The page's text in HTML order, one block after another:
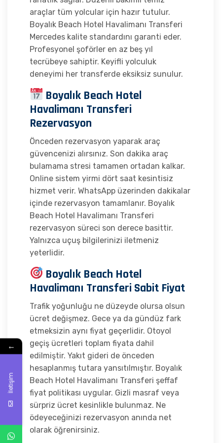
araçlar tüm yolcular için hazır tutulur.
Boyalık Beach Hotel Havalimanı Transferi
Mercedes kalite standardını garanti eder.
Profesyonel şoförler en az beş yıl
tecrübeye sahiptir. Keyifli yolculuk
deneyimi her transferde eksiksiz sunulur.
Boyalık Beach Hotel
Havalimanı Transferi
Rezervasyon
Önceden rezervasyon yaparak araç
güvencenizi alırsınız. Son dakika araç
bulamama stresi tamamen ortadan kalkar.
Online sistem yirmi dört saat kesintisiz
hizmet verir. WhatsApp üzerinden dakikalar
içinde rezervasyon tamamlanır. Boyalık
Beach Hotel Havalimanı Transferi
rezervasyon süreci son derece basittir.
Yalnızca uçuş bilgilerinizi iletmeniz
yeterlidir.
Boyalık Beach Hotel
Havalimanı Transferi Sabit Fiyat
Trafik yoğunluğu ne düzeyde olursa olsun
ücret değişmez. Gece ya da gündüz fark
etmeksizin aynı fiyat geçerlidir. Otoyol
geçiş ücretleri toplam fiyata dahil
edilmiştir. Yakıt gideri de önceden
hesaplanmış tutara yansıtılmıştır. Boyalık
Beach Hotel Havalimanı Transferi şeffaf
fiyat politikası uygular. Gizli masraf veya
sürpriz ücret kesinlikle bulunmaz. Ne
ödeyeceğinizi rezervasyon anında net
olarak öğrenirsiniz.
←
İletişim